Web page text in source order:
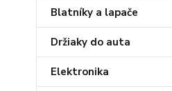
Blatníky a lapače
Držiaky do auta
Elektronika